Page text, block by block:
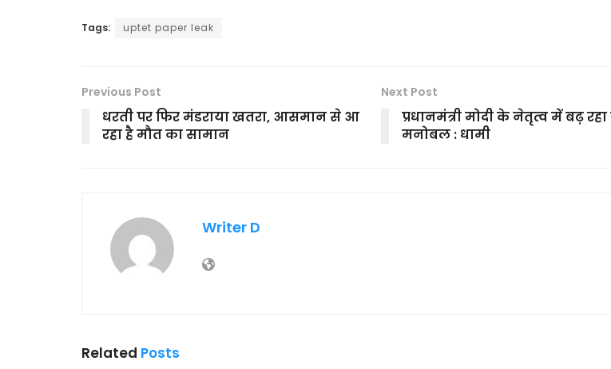
Tags: uptet paper leak
Previous Post
धरती पर फिर मंडराया खतरा, आसमान से आ
रहा है मौत का सामान
Next Post
प्रधानमंत्री मोदी के नेतृत्व में बढ़
मनोबल : धामी
Writer D
Related Posts